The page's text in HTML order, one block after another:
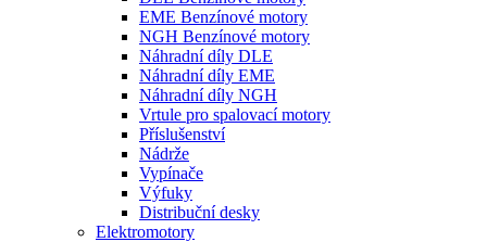
EME Benzínové motory
NGH Benzínové motory
Náhradní díly DLE
Náhradní díly EME
Náhradní díly NGH
Vrtule pro spalovací motory
Příslušenství
Nádrže
Vypínače
Výfuky
Distribuční desky
Elektromotory